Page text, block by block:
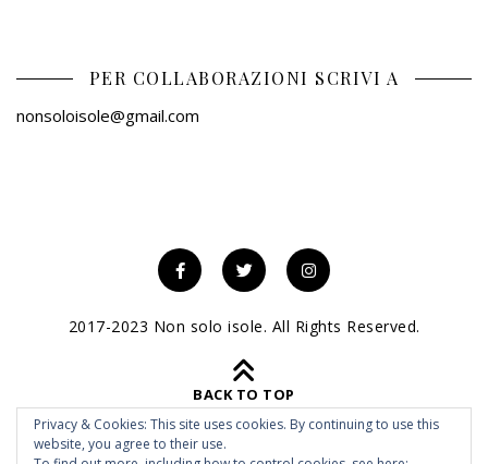
PER COLLABORAZIONI SCRIVI A
nonsoloisole@gmail.com
2017-2023 Non solo isole. All Rights Reserved.
BACK TO TOP
Privacy & Cookies: This site uses cookies. By continuing to use this
website, you agree to their use.